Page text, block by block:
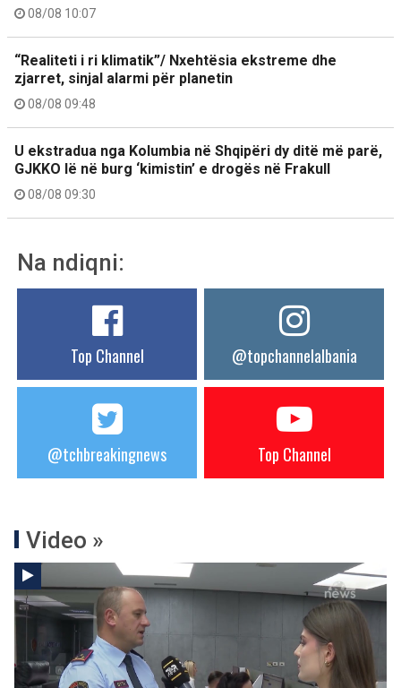
08/08 10:07
“Realiteti i ri klimatik”/ Nxehtësia ekstreme dhe
zjarret, sinjal alarmi për planetin
08/08 09:48
U ekstradua nga Kolumbia në Shqipëri dy ditë më parë,
GJKKO lë në burg ‘kimistin’ e drogës në Frakull
08/08 09:30
Na ndiqni:
Top Channel @topchannelalbania
@tchbreakingnews Top Channel
Video »